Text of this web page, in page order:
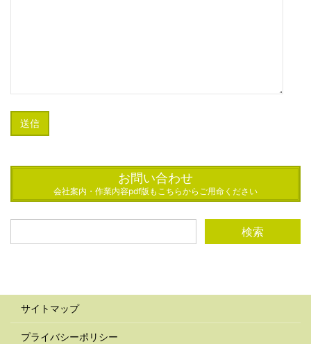
お問い合わせ
会社案内・作業内容pdf版もこちらからご用命ください
サイトマップ
プライバシーポリシー